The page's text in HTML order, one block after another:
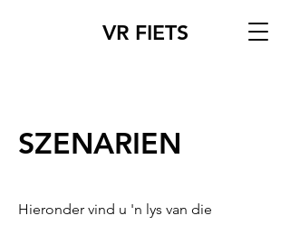
VR FIETS
SZENARIEN
Hieronder vind u 'n lys van die